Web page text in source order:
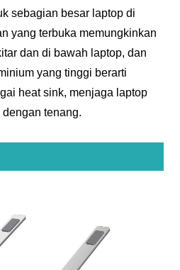
sebagian besar laptop di
yang terbuka memungkinkan
dan di bawah laptop, dan
yang tinggi berarti
heat sink, menjaga laptop
tenang.